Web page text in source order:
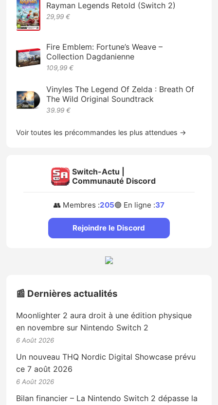
Rayman Legends Retold (Switch 2)
29,99 €
Fire Emblem: Fortune’s Weave –
Collection Dagdanienne
109,99 €
Vinyles The Legend Of Zelda : Breath Of
The Wild Original Soundtrack
39.99 €
Voir toutes les précommandes les plus attendues →
Switch-Actu |
Communauté Discord
👥 Membres :205🟢 En ligne :37
Rejoindre le Discord
📰 Dernières actualités
Moonlighter 2 aura droit à une édition physique
en novembre sur Nintendo Switch 2
6 Août 2026
Un nouveau THQ Nordic Digital Showcase prévu
ce 7 août 2026
6 Août 2026
Bilan financier – La Nintendo Switch 2 dépasse la